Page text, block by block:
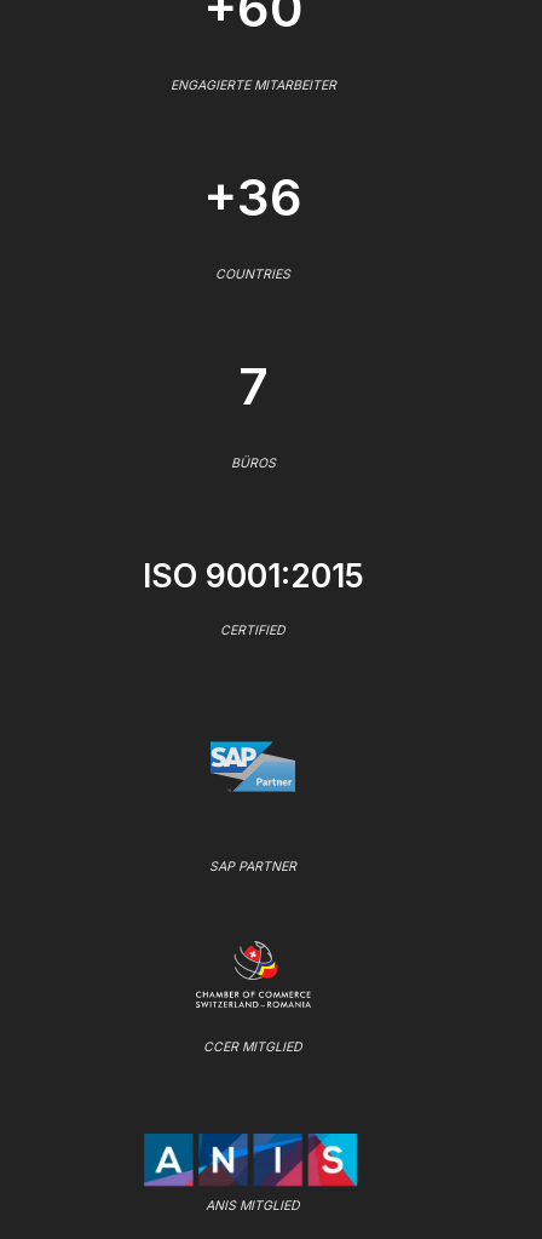
ENGAGIERTE MITARBEITER
+36
COUNTRIES
7
BÜROS
ISO 9001:2015
CERTIFIED
SAP PARTNER
CCER MITGLIED
ANIS MITGLIED